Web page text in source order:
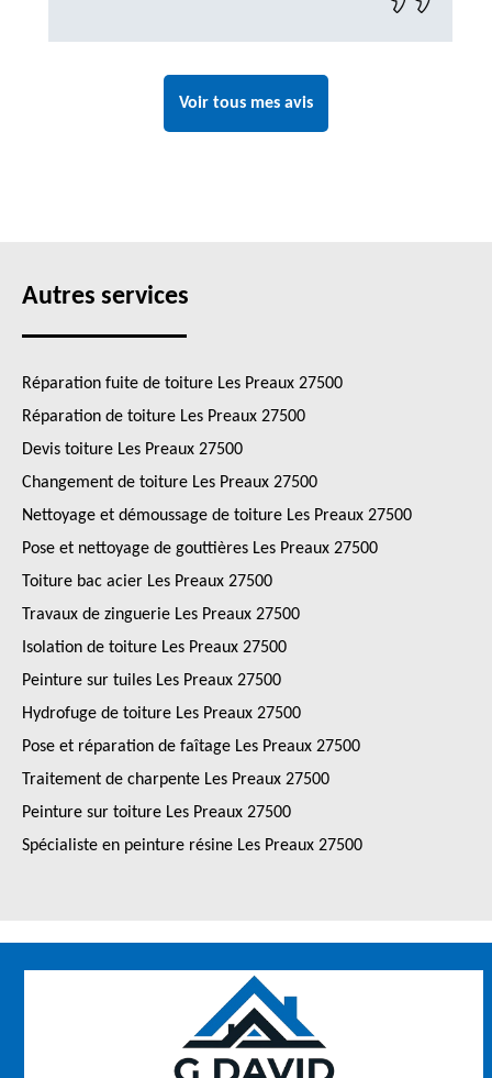
Voir tous mes avis
Autres services
Réparation fuite de toiture Les Preaux 27500
Réparation de toiture Les Preaux 27500
Devis toiture Les Preaux 27500
Changement de toiture Les Preaux 27500
Nettoyage et démoussage de toiture Les Preaux 27500
Pose et nettoyage de gouttières Les Preaux 27500
Toiture bac acier Les Preaux 27500
Travaux de zinguerie Les Preaux 27500
Isolation de toiture Les Preaux 27500
Peinture sur tuiles Les Preaux 27500
Hydrofuge de toiture Les Preaux 27500
Pose et réparation de faîtage Les Preaux 27500
Traitement de charpente Les Preaux 27500
Peinture sur toiture Les Preaux 27500
Spécialiste en peinture résine Les Preaux 27500